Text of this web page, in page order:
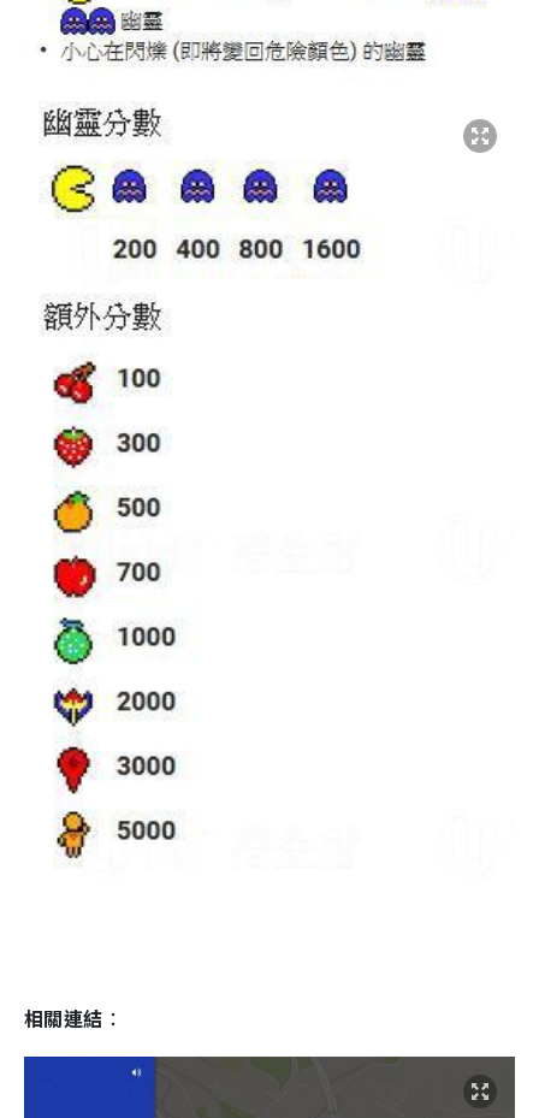
相關連結 ：